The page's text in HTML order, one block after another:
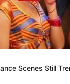
против
с
измене в
УК Украины).